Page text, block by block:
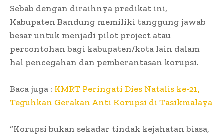
Sebab dengan diraihnya predikat ini,
Kabupaten Bandung memiliki tanggung jawab
besar untuk menjadi pilot project atau
percontohan bagi kabupaten/kota lain dalam
hal pencegahan dan pemberantasan korupsi.
Baca juga : KMRT Peringati Dies Natalis ke-21,
Teguhkan Gerakan Anti Korupsi di Tasikmalaya
“Korupsi bukan sekadar tindak kejahatan biasa,